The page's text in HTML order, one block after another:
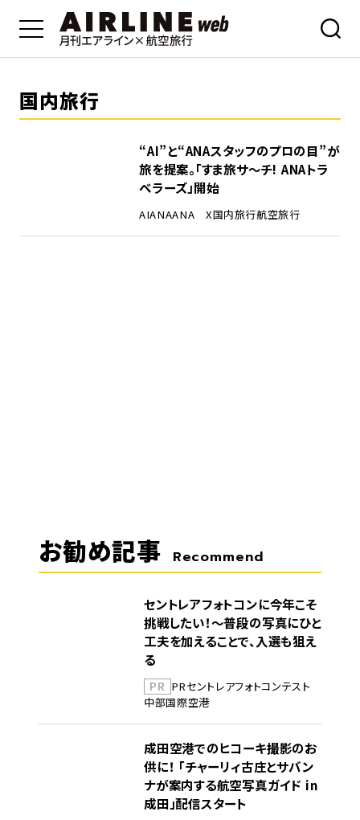
国内旅行
“AI”と“ANAスタッフのプロの目”が
旅を提案。「すま旅サ～チ! ANAトラ
ベラーズ」開始
AIANAANA X国内旅行航空旅行
お勧め記事 Recommend
セントレアフォトコンに今年こそ
挑戦したい！～普段の写真にひと
工夫を加えることで、入選も狙え
る
PR PRセントレアフォトコンテスト
中部国際空港
成田空港でのヒコーキ撮影のお
供に！ 「チャーリィ古庄とサバン
ナが案内する航空写真ガイド in
成田」配信スタート